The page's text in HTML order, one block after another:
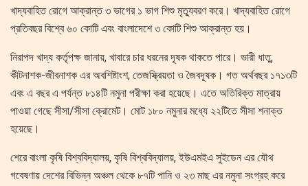
খাদ্যবাহিত রোগে আক্রান্ত ৩ ভাগের ১ ভাগ শিশু মৃত্যুবরণ করে। খাদ্যবাহিত রোগে
প্রতিবছর বিশ্বে ৬০ কোটি এবং বাংলাদেশে ৩ কোটি শিশু আক্রান্ত হয়।
নিরাপদ খাদ্য কর্তৃপক্ষ জানায়, খাবারে চার ধরনের দূষক থাকতে পারে। ভারী ধাতু,
কীটনাশক-জীবনাশক এর অবশিষ্টাংশ, তেজস্ক্রিয়তা ও জৈবদূষক। গত অর্থবছর ১৭১৩টি
এবং এ বছর এ পর্যন্ত ৮১৪টি নমুনা পরীক্ষা করা হয়েছে। এতে অতিরিক্ত মাত্রায়
পাওয়া গেছে সীসা/সীসা ক্রোমেট। মোট ১৮০ নমুনার মধ্যে ২২টিতে সীসা শনাক্ত
হয়েছে।
শেরে বাংলা কৃষি বিশ্ববিদ্যালয়, কৃষি বিশ্ববিদ্যালয়, ইউএমইএ সুইডেন এর যৌথ
গবেষণায় দেশের বিভিন্ন অঞ্চল থেকে ৮৭টি পানি ও ২৩ মাছ এর নমুনা সংগ্রহ করে